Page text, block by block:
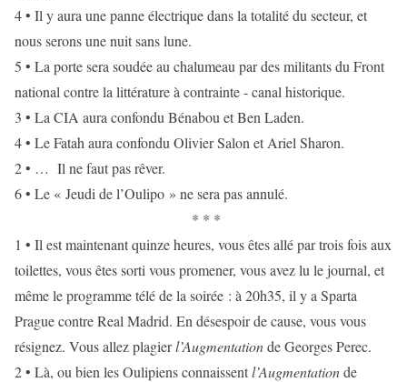
4 • Il y aura une panne électrique dans la totalité du secteur, et
nous serons une nuit sans lune.
5 • La porte sera soudée au chalumeau par des militants du Front
national contre la littérature à contrainte - canal historique.
3 • La CIA aura confondu Bénabou et Ben Laden.
4 • Le Fatah aura confondu Olivier Salon et Ariel Sharon.
2 • … Il ne faut pas rêver.
6 • Le « Jeudi de l’Oulipo » ne sera pas annulé.
* * *
1 • Il est maintenant quinze heures, vous êtes allé par trois fois aux
toilettes, vous êtes sorti vous promener, vous avez lu le journal, et
même le programme télé de la soirée : à 20h35, il y a Sparta
Prague contre Real Madrid. En désespoir de cause, vous vous
résignez. Vous allez plagierl’Augmentationde Georges Perec.
2 • Là, ou bien les Oulipiens connaissentl’Augmentationde